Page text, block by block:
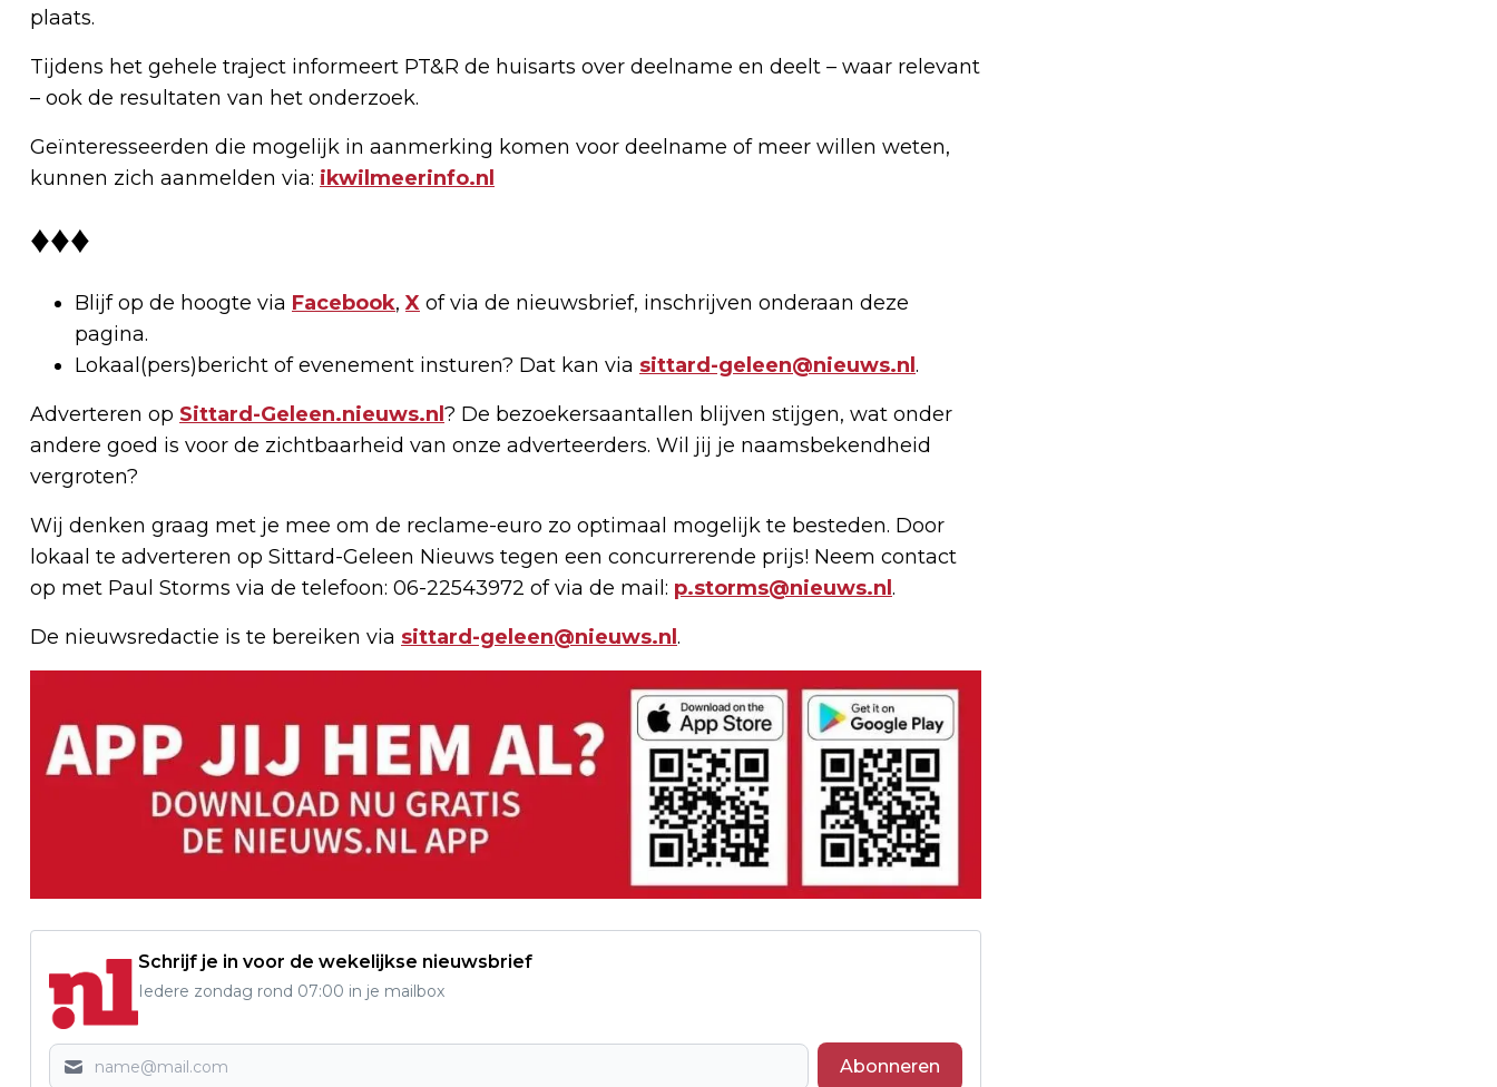
plaats.
Tijdens het gehele traject informeert PT&R de huisarts over deelname en deelt – waar relevant
– ook de resultaten van het onderzoek.
Geïnteresseerden die mogelijk in aanmerking komen voor deelname of meer willen weten,
kunnen zich aanmelden via: ikwilmeerinfo.nl
♦♦♦
Blijf op de hoogte via Facebook,X of via de nieuwsbrief, inschrijven onderaan deze
pagina.
Lokaal(pers)bericht of evenement insturen? Dat kan via sittard-geleen@nieuws.nl .
Adverteren op Sittard-Geleen.nieuws.nl ? De bezoekersaantallen blijven stijgen, wat onder
andere goed is voor de zichtbaarheid van onze adverteerders. Wil jij je naamsbekendheid
vergroten?
Wij denken graag met je mee om de reclame-euro zo optimaal mogelijk te besteden. Door
lokaal te adverteren op Sittard-Geleen Nieuws tegen een concurrerende prijs! Neem contact
op met Paul Storms via de telefoon: 06-22543972 of via de mail: p.storms@nieuws.nl .
De nieuwsredactie is te bereiken via sittard-geleen@nieuws.nl .
Schrijf je in voor de wekelijkse nieuwsbrief
Iedere zondag rond 07:00 in je mailbox
Abonneren